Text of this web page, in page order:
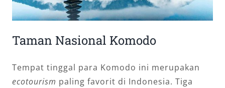
Taman Nasional Komodo
Tempat tinggal para Komodo ini merupakan
ecotourism paling favorit di Indonesia. Tiga